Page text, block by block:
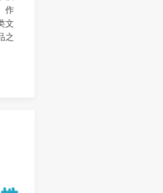
作
文
之